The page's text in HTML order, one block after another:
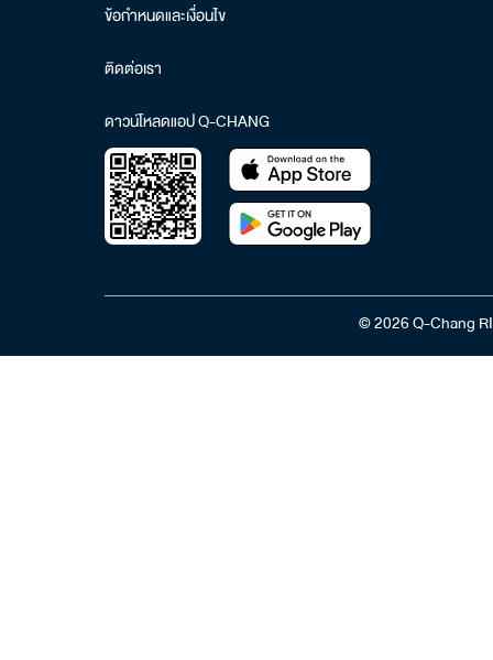
ข้อกำหนดและเงื่อนไข
ติดต่อเรา
ดาวน์โหลดแอป Q-CHANG
© 2026 Q-Chang